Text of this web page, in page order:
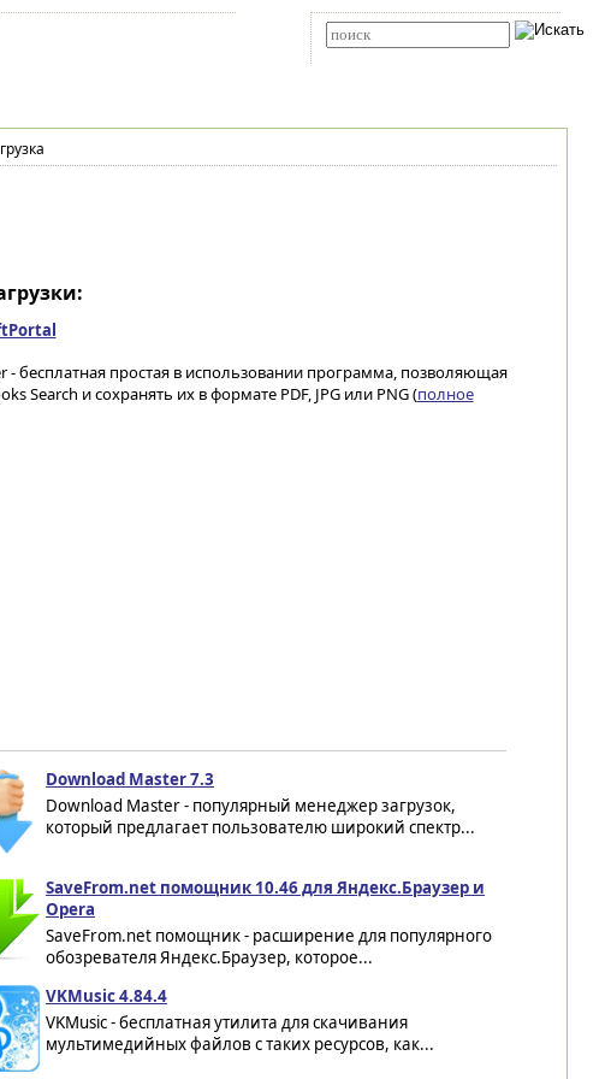
- бесплатная простая в использовании программа, позволяющая
Search и сохранять их в формате PDF, JPG или PNG (полное
Download Master 7.3
Download Master - популярный менеджер загрузок,
который предлагает пользователю широкий спектр...
SaveFrom.net помощник 10.46 для Яндекс.Браузер и
Opera
SaveFrom.net помощник - расширение для популярного
обозревателя Яндекс.Браузер, которое...
VKMusic 4.84.4
VKMusic - бесплатная утилита для скачивания
мультимедийных файлов с таких ресурсов, как...